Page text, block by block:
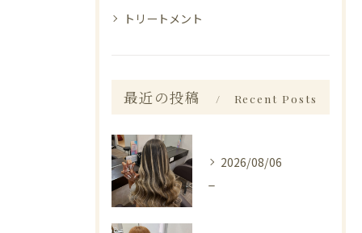
トリートメント
最近の投稿 Recent Posts
2026/08/06